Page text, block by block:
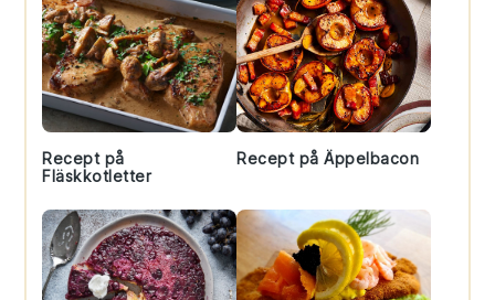
Recept på
Fläskkotletter
Recept på Äppelbacon